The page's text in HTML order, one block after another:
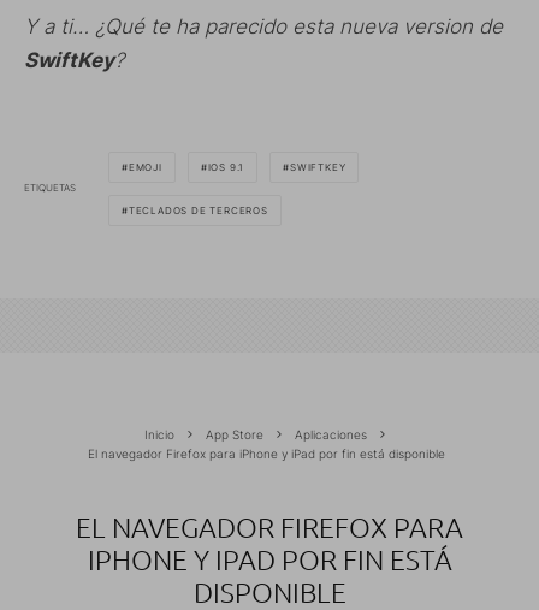
Y a ti… ¿Qué te ha parecido esta nueva version de
SwiftKey?
ETIQUETAS
EMOJI IOS 9.1 SWIFTKEY
TECLADOS DE TERCEROS
Inicio App Store
Aplicaciones
El navegador Firefox para iPhone y iPad por fin está disponible
EL NAVEGADOR FIREFOX PARA
IPHONE Y IPAD POR FIN ESTÁ
DISPONIBLE